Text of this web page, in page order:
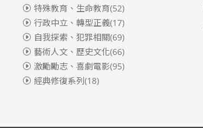
特殊教育、生命教育(52)
行政中立、轉型正義(17)
自我探索、犯罪相關(69)
藝術人文、歷史文化(66)
激勵勵志、喜劇電影(95)
經典修復系列(18)